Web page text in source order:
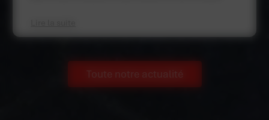
Toute notre actualité